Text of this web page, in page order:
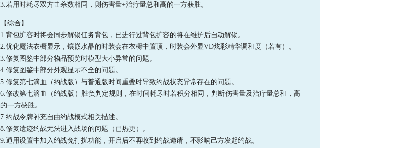
3.若用时耗尽双方击杀数相同，则伤害量+治疗量总和高的一方获胜。
【综合】
1.背包扩容时将会同步解锁任务背包，已进行过背包扩容的将在维护后自动解锁。
2.优化魔法衣橱显示，镶嵌水晶的时装会在衣橱中置顶，时装会外显VD炫彩精华调和度（若有）。
3.修复图鉴中部分物品预览时模型大小异常的问题。
4.修复图鉴中部分外观显示不全的问题。
5.修复第七滴血（约战版）与普通版时间重叠时导致约战状态异常存在的问题。
6.修改第七滴血（约战版）胜负判定规则，在时间耗尽时若积分相同，判断伤害量及治疗量总和，高
的一方获胜。
7.约战令牌补充自由约战模式相关描述。
8.修复遗迹约战无法进入战场的问题（已热更）。
9.通用设置中加入约战免打扰功能，开启后不再收到约战邀请，不影响己方发起约战。